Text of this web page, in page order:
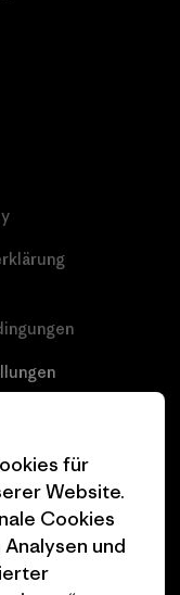
für
Website.
Cookies
und